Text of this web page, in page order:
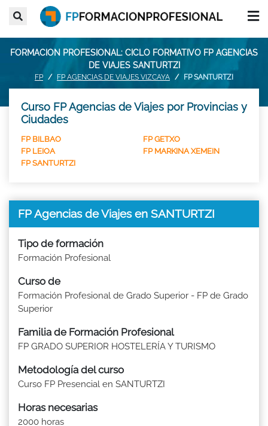
FORMACION PROFESIONAL: CICLO FORMATIVO FP AGENCIAS
DE VIAJES SANTURTZI
FP FP AGENCIAS DE VIAJES VIZCAYA FP SANTURTZI
Curso FP Agencias de Viajes por Provincias y
Ciudades
FP BILBAO
FP GETXO
FP LEIOA
FP MARKINA XEMEIN
FP SANTURTZI
FP Agencias de Viajes en SANTURTZI
Tipo de formación
Formación Profesional
Curso de
Formación Profesional de Grado Superior - FP de Grado
Superior
Familia de Formación Profesional
FP GRADO SUPERIOR HOSTELERÍA Y TURISMO
Metodología del curso
Curso FP Presencial en SANTURTZI
Horas necesarias
2000 horas